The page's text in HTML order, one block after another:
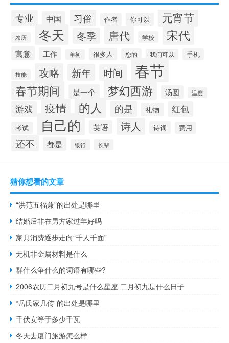
专业 中国 习俗 作者 你可以 元宵节
农历 冬天 冬季 唐代 学校 宋代
寓意 工作 年初 很多人 您的 我们可以 手机
技能 攻略 新年 时间 春节
春节期间 是一个 梦幻西游 汤圆 温度
游戏 疫情 的人 的是 礼物 红包
考试 自己的 英语 诗人 诗词 费用
还不 都是 银行 长辈
猜你想看的文章
“洪范五福兼”的出处是哪里
结婚后非在男方家过年好吗
家具消费逐步走向“千人千面”
无机非金属材料是什么
群什么争什么的词语有哪些?
2006农历二月初九号是什么星座 二月初九是什么日子
“岳氏家几传”的出处是哪里
千伏安等于多少千瓦
冬天去厦门旅游怎么样